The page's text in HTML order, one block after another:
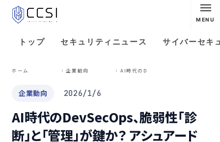
MENU
トップ セキュリティニュース サイバーセキ
ホーム 企業動向
企業動向 2026/1/6
AI時代のDevSecOps、脆弱性「診
断」と「管理」が鍵か？ アシュアード